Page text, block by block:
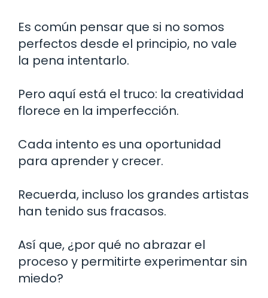
Es común pensar que si no somos
perfectos desde el principio, no vale
la pena intentarlo.
Pero aquí está el truco: la creatividad
florece en la imperfección.
Cada intento es una oportunidad
para aprender y crecer.
Recuerda, incluso los grandes artistas
han tenido sus fracasos.
Así que, ¿por qué no abrazar el
proceso y permitirte experimentar sin
miedo?